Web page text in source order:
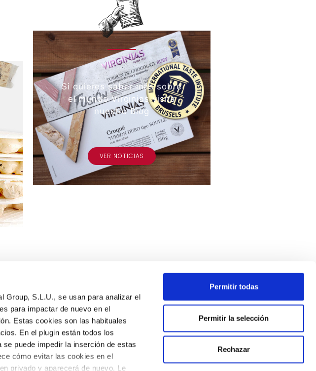
Group, S.L.U., se usan para analizar el
para impactar de nuevo en el
Estas cookies son las habituales
En el plugin están todos los
puede impedir la inserción de estas
cómo evitar las cookies en el
privado y aparecerá de nuevo. Le
Permitir todas
Permitir la selección
Rechazar
Si quieres saber más sobre
el mundo Virginias visita
nuestro Blog
VER NOTICIAS